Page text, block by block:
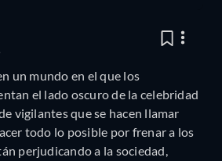
un mundo en el que los
el lado oscuro de la celebridad
vigilantes que se hacen llamar
todo lo posible por frenar a los
perjudicando a la sociedad,